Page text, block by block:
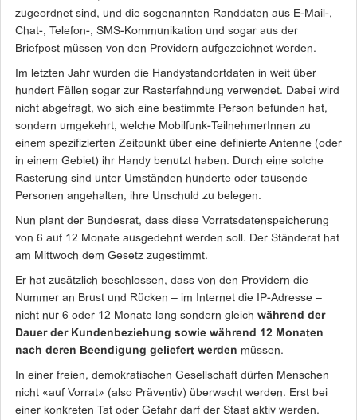
zugeordnet sind, und die sogenannten Randdaten aus E­-Mail­-,
Chat­-, Telefon­-, SMS­-Kommunikation und sogar aus der
Briefpost müssen von den Providern aufgezeichnet werden.
Im letzten Jahr wurden die Handystandortdaten in weit über
hundert Fällen sogar zur Rasterfahndung verwendet. Dabei wird
nicht abgefragt, wo sich eine bestimmte Person befunden hat,
sondern umgekehrt, welche Mobilfunk­-TeilnehmerInnen zu
einem spezifizierten Zeitpunkt über eine definierte Antenne (oder
in einem Gebiet) ihr Handy benutzt haben. Durch eine solche
Rasterung sind unter Umständen hunderte oder tausende
Personen angehalten, ihre Unschuld zu belegen.
Nun plant der Bundesrat, dass diese Vorratsdatenspeicherung
von 6 auf 12 Monate ausgedehnt werden soll. Der Ständerat hat
am Mittwoch dem Gesetz zugestimmt.
Er hat zusätzlich beschlossen, dass von den Providern die
Nummer an Brust und Rücken – im Internet die IP-Adresse –
nicht nur 6 oder 12 Monate lang sondern gleich während der
Dauer der Kundenbeziehung sowie während 12 Monaten
nach deren Beendigung geliefert werden müssen.
In einer freien, demokratischen Gesellschaft dürfen Menschen
nicht «auf Vorrat» (also Präventiv) überwacht werden. Erst bei
einer konkreten Tat oder Gefahr darf der Staat aktiv werden.